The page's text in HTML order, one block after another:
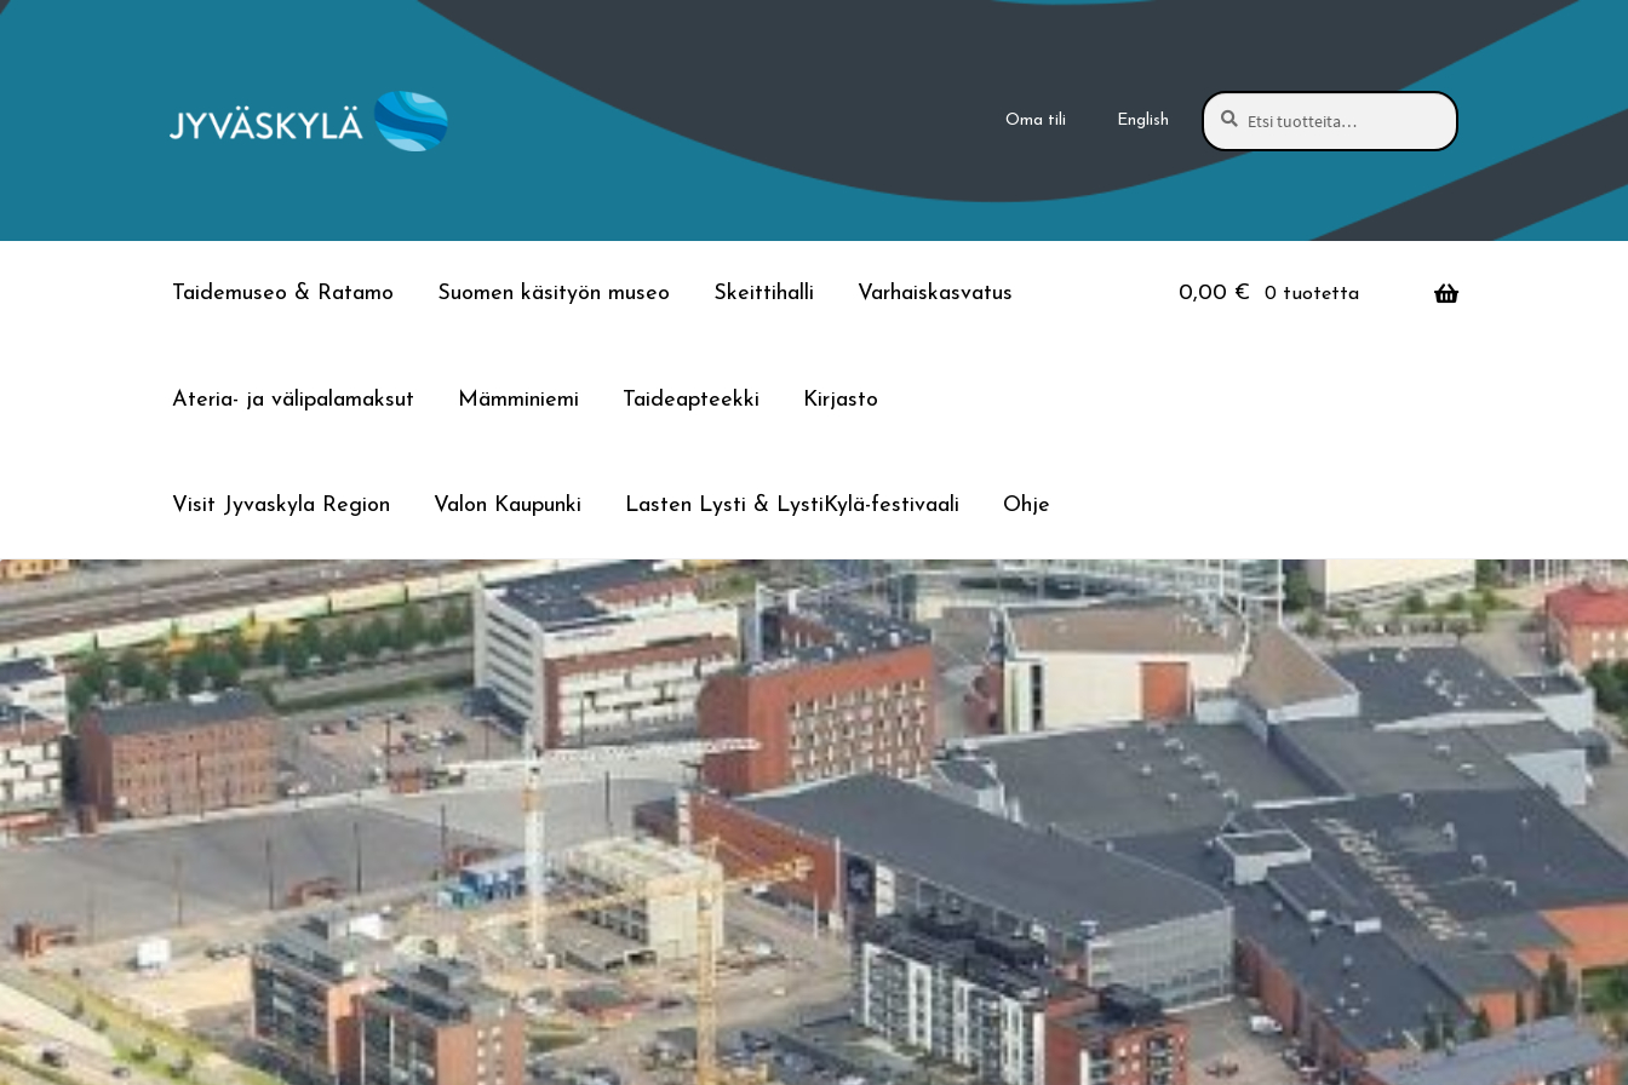
Siirry
Siirry
Oma tili English
Etsi:
Haku
Taidemuseo & Ratamo Suomen käsityön museo Skeittihalli Varhaiskasvatus
Ateria- ja välipalamaksut Mämminiemi Taideapteekki Kirjasto
Visit Jyvaskyla Region Valon Kaupunki Lasten Lysti & LystiKylä-festivaali Ohje
0,00 € 0 tuotetta